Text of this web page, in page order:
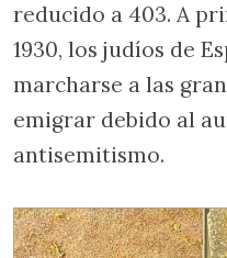
reducido a 403. A
1930, los judíos de
marcharse a las
emigrar debido al
antisemitismo.